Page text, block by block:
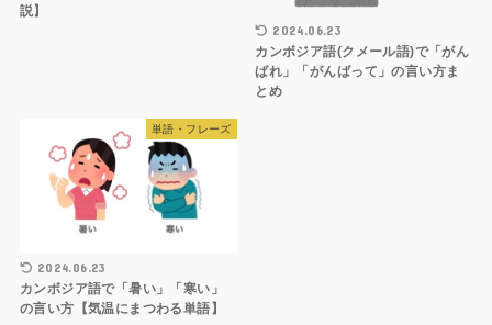
説】
2024.06.23
カンボジア語(クメール語)で「がん
ばれ」「がんばって」の言い方ま
とめ
単語・フレーズ
2024.06.23
カンボジア語で「暑い」「寒い」
の言い方【気温にまつわる単語】